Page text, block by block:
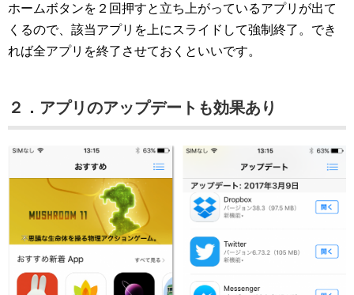
ホームボタンを２回押すと立ち上がっているアプリが出て
くるので、該当アプリを上にスライドして強制終了。でき
れば全アプリを終了させておくといいです。
２．アプリのアップデートも効果あり